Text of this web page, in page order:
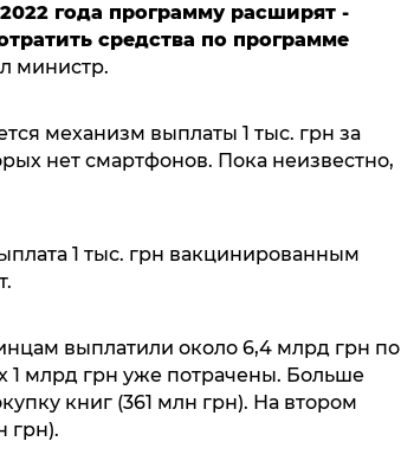
года программу расширят -
средства по программе
министр.
механизм выплаты 1 тыс. грн за
нет смартфонов. Пока неизвестно,
1 тыс. грн вакцинированным
выплатили около 6,4 млрд грн по
1 млрд грн уже потрачены. Больше
книг (361 млн грн). На втором
грн).